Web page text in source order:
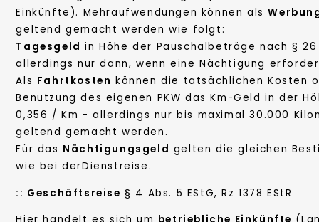
Einkünfte). Mehraufwendungen können als
geltend gemacht werden wie folgt:
Tagesgeld in Höhe der Pauschalbeträge nach § 26
allerdings nur dann, wenn eine Nächtigung
Als Fahrtkosten können die tatsächlichen Kosten
Benutzung des eigenen PKW das Km-Geld in der
0,356 / Km - allerdings nur bis maximal 30.000
geltend gemacht werden.
Für das Nächtigungsgeld gelten die gleichen
wie bei derDienstreise.
:: Geschäftsreise § 4 Abs. 5 EStG, Rz 1378 EStR